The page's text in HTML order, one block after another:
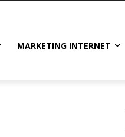
MARKETING INTERNET